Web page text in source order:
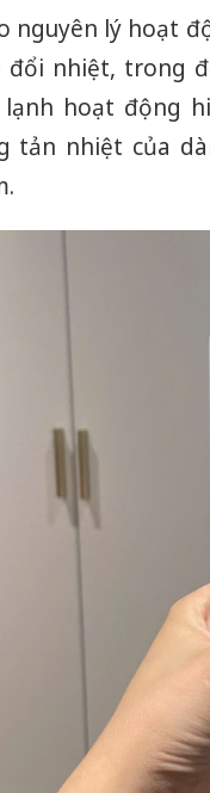
nguyên lý hoạt
đổi nhiệt, trong
lạnh hoạt động
tản nhiệt của